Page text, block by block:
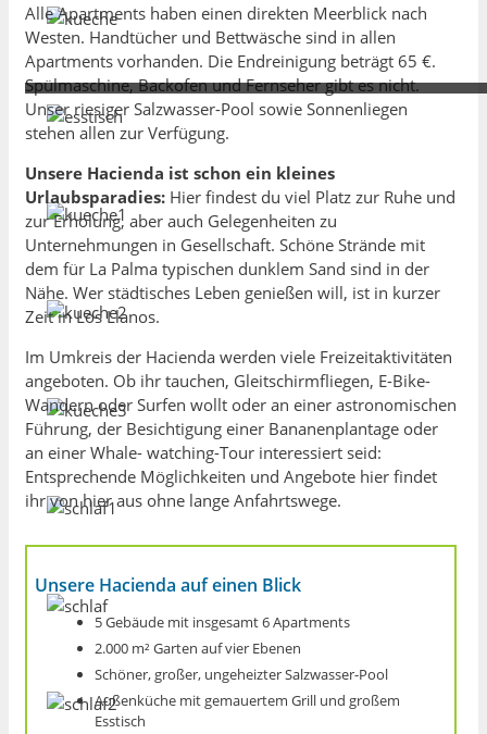
Alle Apartments haben einen direkten Meerblick nach
Westen. Handtücher und Bettwäsche sind in allen
Apartments vorhanden. Die Endreinigung beträgt 65 €.
Spülmaschine, Backofen und Fernseher gibt es nicht.
Unser riesiger Salzwasser-Pool sowie Sonnenliegen
stehen allen zur Verfügung.
Unsere Hacienda ist schon ein kleines
Urlaubsparadies: Hier findest du viel Platz zur Ruhe und
zur Erholung, aber auch Gelegenheiten zu
Unternehmungen in Gesellschaft. Schöne Strände mit
dem für La Palma typischen dunklem Sand sind in der
Nähe. Wer städtisches Leben genießen will, ist in kurzer
Zeit in Los Llanos.
Im Umkreis der Hacienda werden viele Freizeitaktivitäten
angeboten. Ob ihr tauchen, Gleitschirmfliegen, E-Bike-
Wandern oder Surfen wollt oder an einer astronomischen
Führung, der Besichtigung einer Bananenplantage oder
an einer Whale- watching-Tour interessiert seid:
Entsprechende Möglichkeiten und Angebote hier findet
ihr von hier aus ohne lange Anfahrtswege.
Unsere Hacienda auf einen Blick
5 Gebäude mit insgesamt 6 Apartments
2.000 m² Garten auf vier Ebenen
Schöner, großer, ungeheizter Salzwasser-Pool
Außenküche mit gemauertem Grill und großem
Esstisch